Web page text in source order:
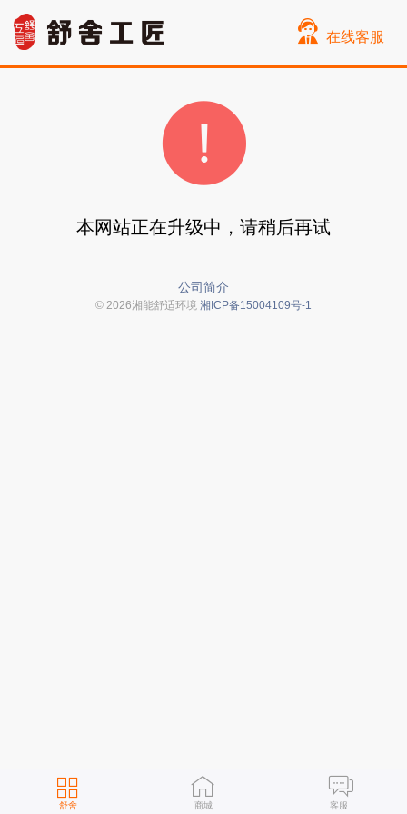
舒舍 商城 客服
在线客服
本网站正在升级中，请稍后再试
公司简介
© 2026湘能舒适环境 湘ICP备15004109号-1